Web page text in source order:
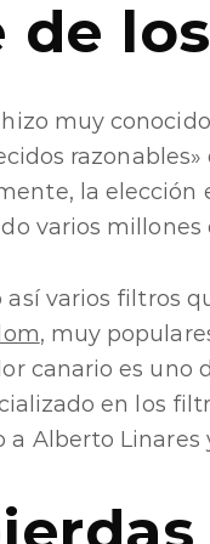
de
muy
la
varios
varios filtros
, muy
canario es uno
en los
Alberto Linares